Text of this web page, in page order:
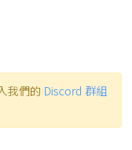
我們的 Discord 群組